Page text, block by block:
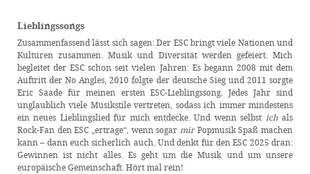
Lieblingssongs
Zusammenfassend lässt sich sagen: Der ESC bringt viele Nationen und
Kulturen zusammen. Musik und Diversität werden gefeiert. Mich
begleitet der ESC schon seit vielen Jahren: Es begann 2008 mit dem
Auftritt der No Angles, 2010 folgte der deutsche Sieg und 2011 sorgte
Eric Saade für meinen ersten ESC-Lieblingssong. Jedes Jahr sind
unglaublich viele Musikstile vertreten, sodass ich immer mindestens
ein neues Lieblingslied für mich entdecke. Und wenn selbst ichals
Rock-Fan den ESC „ertrage“, wenn sogar mirPopmusik Spaß machen
kann – dann euch sicherlich auch. Und denkt für den ESC 2025 dran:
Gewinnen ist nicht alles. Es geht um die Musik und um unsere
europäische Gemeinschaft. Hört mal rein!